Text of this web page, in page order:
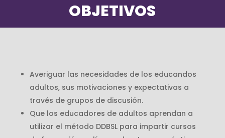
OBJETIVOS
Averiguar las necesidades de los educandos
adultos, sus motivaciones y expectativas a
través de grupos de discusión.
Que los educadores de adultos aprendan a
utilizar el método DDBSL para impartir cursos